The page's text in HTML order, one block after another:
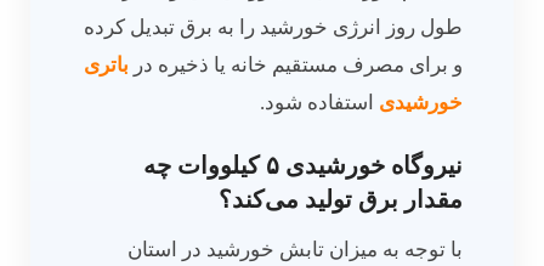
طول روز انرژی خورشید را به برق تبدیل کرده
و برای مصرف مستقیم خانه یا ذخیره در باتری
خورشیدی استفاده شود.
نیروگاه خورشیدی ۵ کیلووات چه
مقدار برق تولید می‌کند؟
با توجه به میزان تابش خورشید در استان